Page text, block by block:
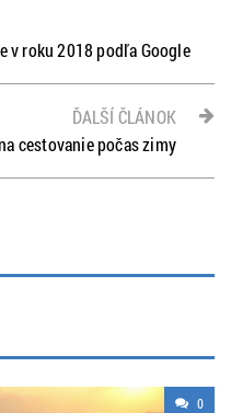
v roku 2018 podľa Google
ĎALŠÍ ČLÁNOK
cestovanie počas zimy
0